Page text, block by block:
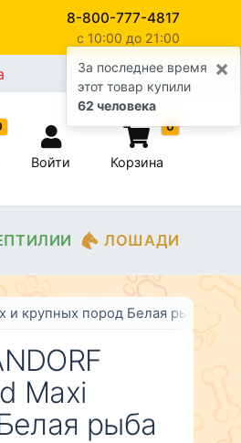
8-800-777-4817
c 10:00 до 21:00
Войти
0
Корзина
ЛОШАДИ
и крупных пород Белая рыба
Maxi
рыба
×
За последнее время
этот товар купили
62 человека